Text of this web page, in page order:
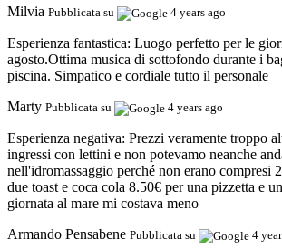
Milvia Pubblicata su 4 years ago
Esperienza fantastica: Luogo perfetto per le
agosto.Ottima musica di sottofondo durante i
piscina. Simpatico e cordiale tutto il personale
Marty Pubblicata su 4 years ago
Esperienza negativa: Prezzi veramente troppo
ingressi con lettini e non potevamo neanche
nell'idromassaggio perché non erano compresi
due toast e coca cola 8.50€ per una pizzetta e
giornata al mare mi costava meno
Armando Pensabene Pubblicata su 4